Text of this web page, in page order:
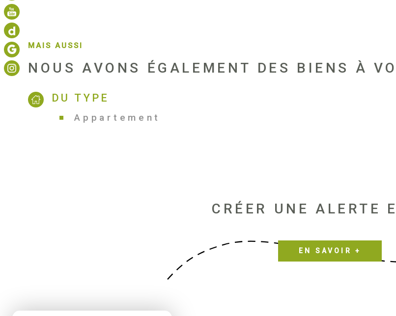
MAIS AUSSI
NOUS AVONS ÉGALEMENT DES BIENS À
DU TYPE
Appartement
CRÉER UNE ALERTE
EN SAVOIR +